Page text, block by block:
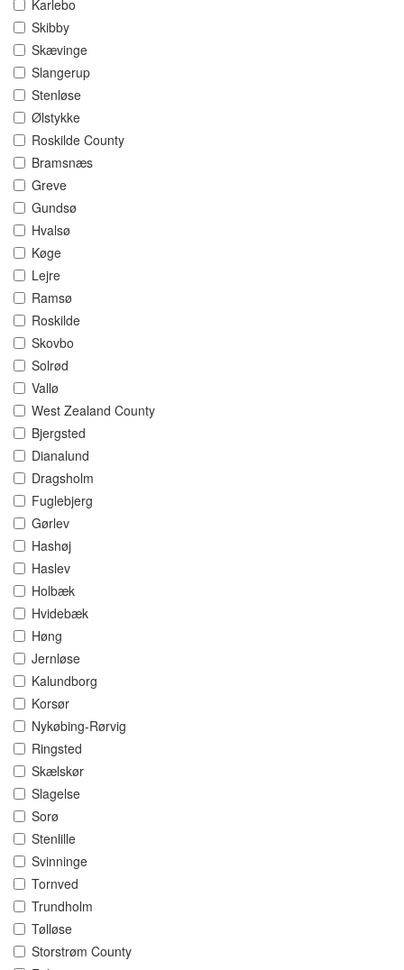
Karlebo
Skibby
Skævinge
Slangerup
Stenløse
Ølstykke
Roskilde County
Bramsnæs
Greve
Gundsø
Hvalsø
Køge
Lejre
Ramsø
Roskilde
Skovbo
Solrød
Vallø
West Zealand County
Bjergsted
Dianalund
Dragsholm
Fuglebjerg
Gørlev
Hashøj
Haslev
Holbæk
Hvidebæk
Høng
Jernløse
Kalundborg
Korsør
Nykøbing-Rørvig
Ringsted
Skælskør
Slagelse
Sorø
Stenlille
Svinninge
Tornved
Trundholm
Tølløse
Storstrøm County